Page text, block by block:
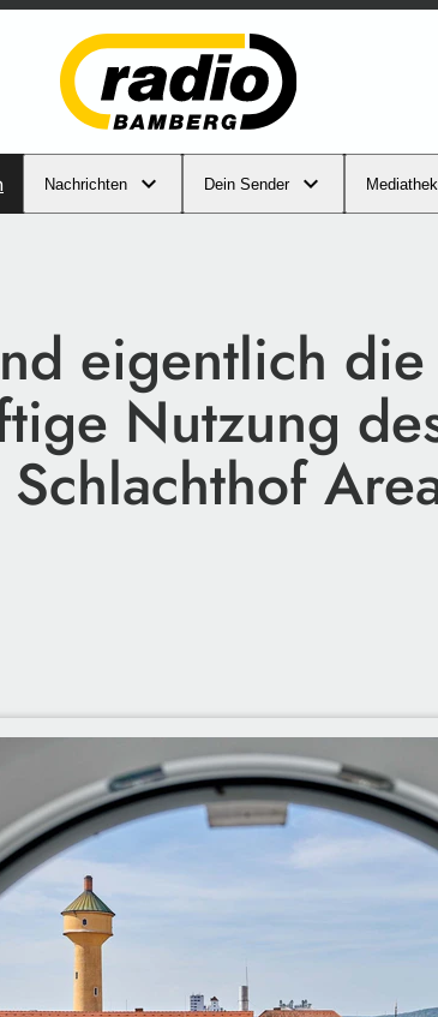
Nachrichten Dein Sender Mediathek
eigentlich die
Nutzung